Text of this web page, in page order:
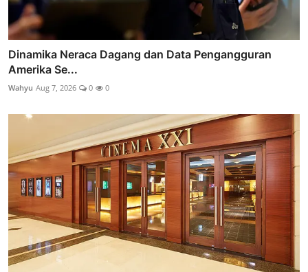
Dinamika Neraca Dagang dan Data Pengangguran
Amerika Se...
Wahyu Aug 7, 2026 0 0